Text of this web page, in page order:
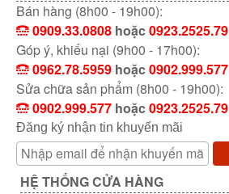
Bán hàng (8h00 - 19h00):
0909.33.0808 hoặc0923.2525.79
Góp ý, khiếu nại (9h00 - 17h00):
0962.78.5959 hoặc0902.999.577
Sửa chữa sản phẩm (8h00 - 19h00):
0902.999.577 hoặc0923.2525.79
Đăng ký nhận tin khuyến mãi
HỆ THỐNG CỬA HÀNG